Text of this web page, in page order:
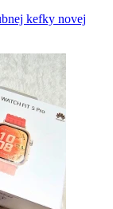
kefky novej